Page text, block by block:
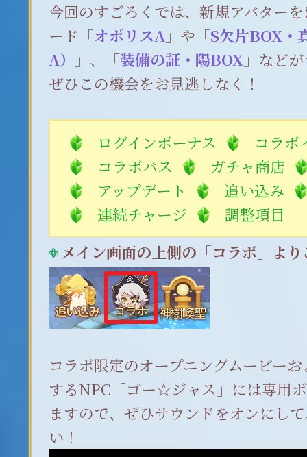
今回のすごろくでは、新規アバター
ード「オポリスA 」や「S欠片BOX・
A）
」、「装備の証・陽BOX 」など
ぜひこの機会をお見逃しなく！
ログインボーナス
コラボ
コラボパス
ガチャ商店
アップデート
追い込み
連続チャージ
調整項目
メイン画面の上側の「コラボ」よ
コラボ限定のオープニングムービー
するNPC「ゴー☆ジャス」には専用
ますので、ぜひサウンドをオンにし
い！